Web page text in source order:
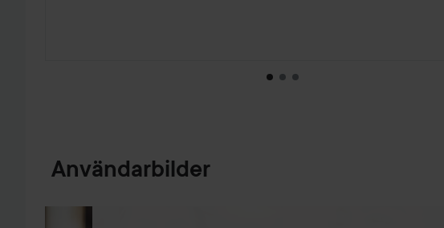
Användarbilder